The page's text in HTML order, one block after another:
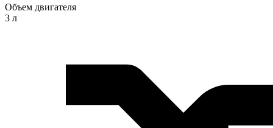
Объем двигателя
3 л